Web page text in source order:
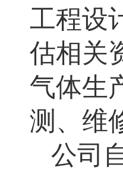
工程设
估相关
气体生
测、维
公司